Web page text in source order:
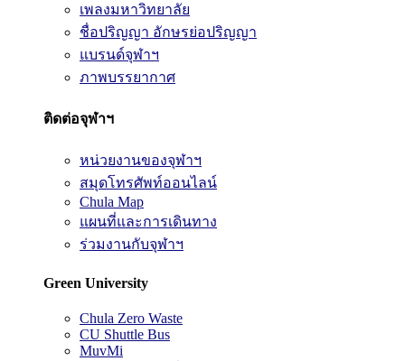
เพลงมหาวิทยาลัย
ชื่อปริญญา อักษรย่อปริญญา
แบรนด์จุฬาฯ
ภาพบรรยากาศ
ติดต่อจุฬาฯ
หน่วยงานของจุฬาฯ
สมุดโทรศัพท์ออนไลน์
Chula Map
แผนที่และการเดินทาง
ร่วมงานกับจุฬาฯ
Green University
Chula Zero Waste
CU Shuttle Bus
MuvMi